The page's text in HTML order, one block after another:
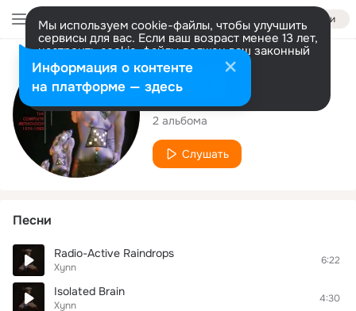
Войти
Мы используем cookie-файлы, чтобы улучшить
сервисы для вас. Если ваш возраст менее 13 лет,
настроить cookie-файлы должен ваш законный
представитель. Больше информации
Разрешить все Настроить
Исполнитель
Xynn
2 альбома
Слушать
Песни
Radio-Active Raindrops
Xynn
6:22
Isolated Brain
Xynn
4:30
Информация о контенте
на платформе — здесь